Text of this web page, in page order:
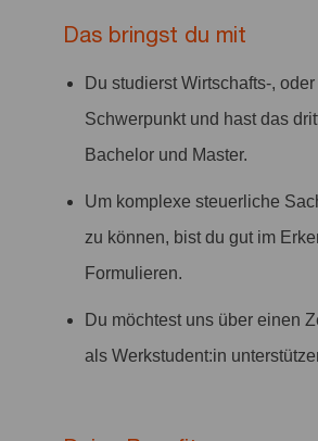
Das bringst du mit
Du studierst Wirtschafts-,
Schwerpunkt und hast das
Bachelor und Master.
Um komplexe steuerliche
zu können, bist du gut im
Formulieren.
Du möchtest uns über einen
als Werkstudent:in